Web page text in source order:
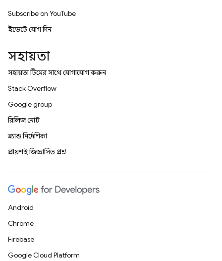
Subscribe on YouTube
ইভেন্টে যোগ দিন
সহায়তা
সহায়তা টিমের সাথে যোগাযোগ করুন
Stack Overflow
Google group
রিলিজ নোট
ব্র্যান্ড নির্দেশিকা
প্রায়শই জিজ্ঞাসিত প্রশ্ন
Android
Chrome
Firebase
Google Cloud Platform